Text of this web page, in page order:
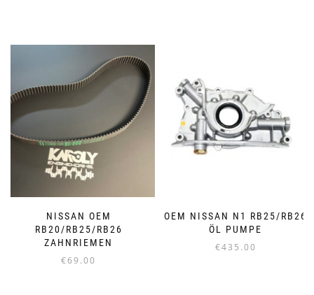
NISSAN OEM
RB20/RB25/RB26
ZAHNRIEMEN
€69.00
OEM NISSAN N1 RB25/RB26
ÖL PUMPE
€435.00